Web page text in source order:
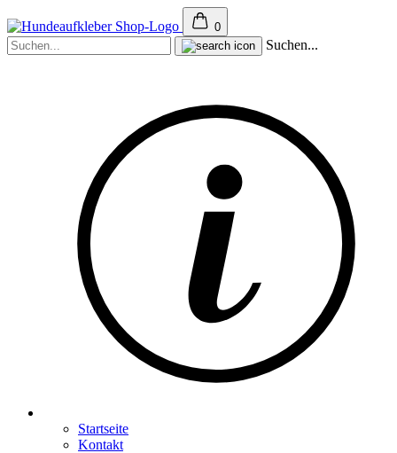
0
Suchen...
Startseite
Kontakt